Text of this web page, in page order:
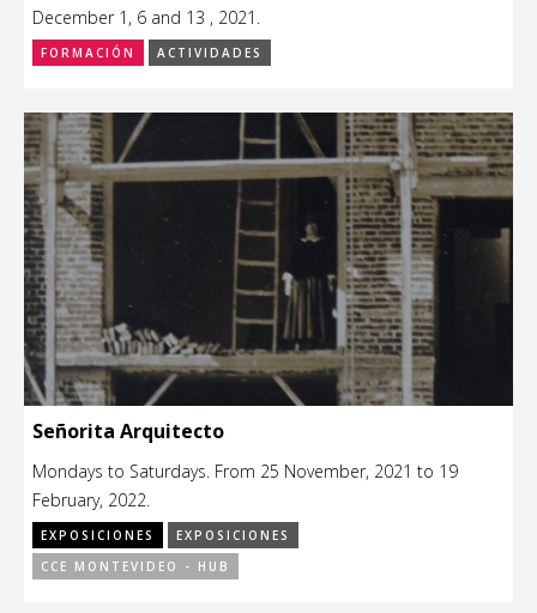
December 1, 6 and 13 , 2021.
FORMACIÓN ACTIVIDADES
Señorita Arquitecto
Mondays to Saturdays. From 25 November, 2021 to 19
February, 2022.
EXPOSICIONES
EXPOSICIONES
CCE MONTEVIDEO - HUB